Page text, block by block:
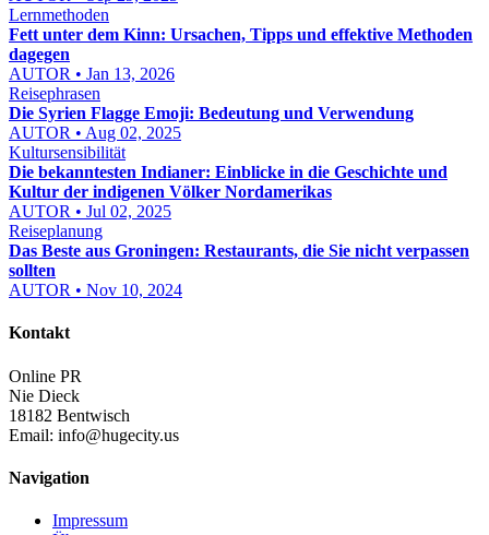
Lernmethoden
Fett unter dem Kinn: Ursachen, Tipps und effektive Methoden
dagegen
AUTOR • Jan 13, 2026
Reisephrasen
Die Syrien Flagge Emoji: Bedeutung und Verwendung
AUTOR • Aug 02, 2025
Kultursensibilität
Die bekanntesten Indianer: Einblicke in die Geschichte und
Kultur der indigenen Völker Nordamerikas
AUTOR • Jul 02, 2025
Reiseplanung
Das Beste aus Groningen: Restaurants, die Sie nicht verpassen
sollten
AUTOR • Nov 10, 2024
Kontakt
Online PR
Nie Dieck
18182 Bentwisch
Email: info@hugecity.us
Navigation
Impressum